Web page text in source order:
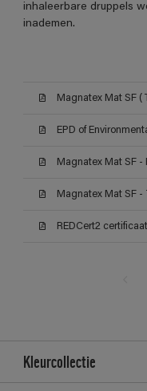
inhaleerbare druppels
inademen.
Magnatex Mat SF
EPD of
Magnatex Mat SF
REDCert2
Kleurcollectie